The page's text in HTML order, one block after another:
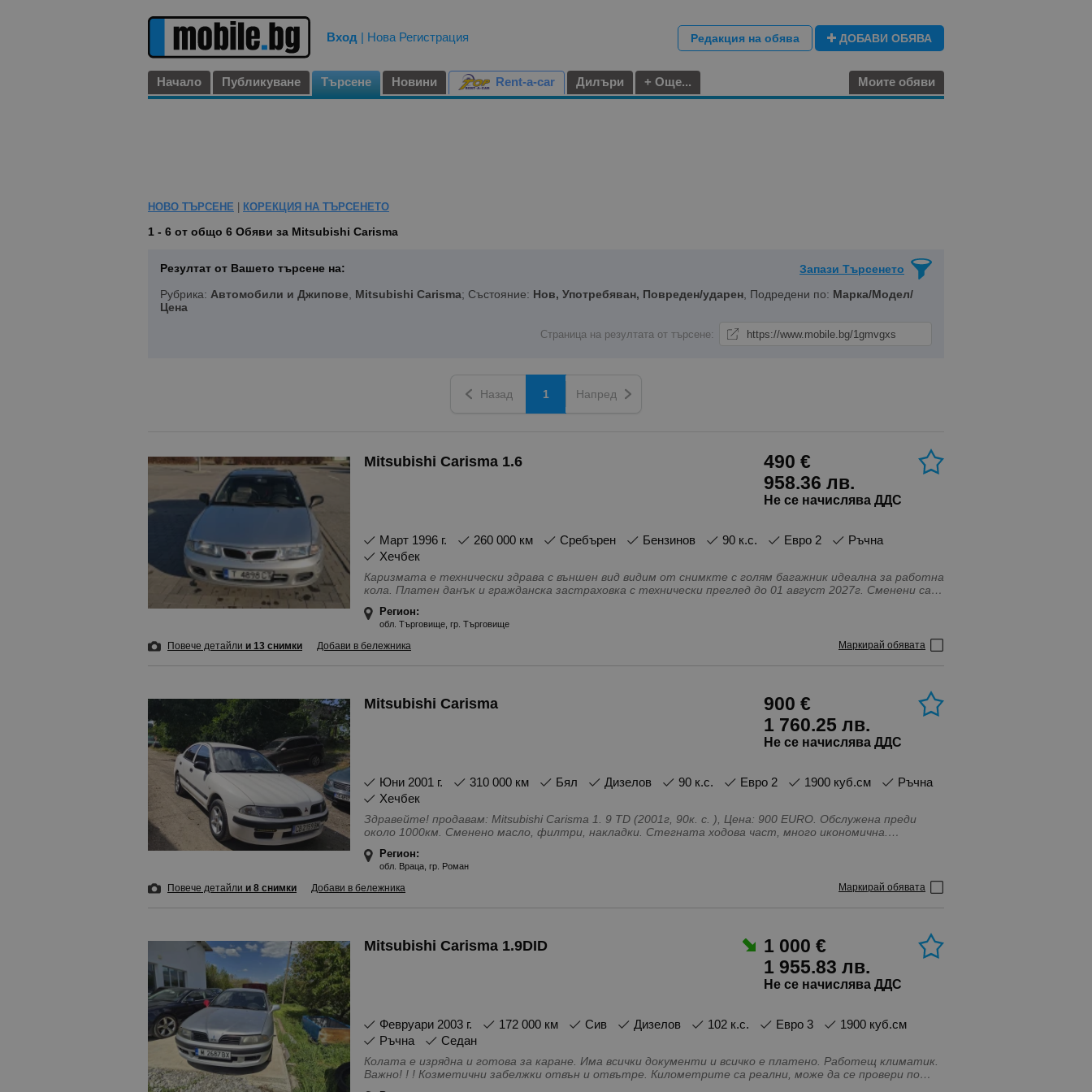
Вход | Нова Регистрация Редакция на обява ДОБАВИ ОБЯВА
Начало Публикуване Търсене Новини Rent-a-car Дилъри + Още... Моите обяви
НОВО ТЪРСЕНЕ КОРЕКЦИЯ НА ТЪРСЕНЕТО
1 - 6 от общо 6 Обяви за Mitsubishi Carisma
Резултат от Вашето търсене на:
Запази Търсенето
Рубрика: Автомобили и Джипове, Mitsubishi Carisma; Състояние: Нов, Употребяван, Повреден/ударен, Подредени по: Марка/Модел/
Цена
Страница на резултата от търсене:
Назад 1 Напред
Mitsubishi Carisma 1.6
490 €
958.36 лв.
Не се начислява ДДС
март 1996 г. 260 000 км Сребърен Бензинов 90 к.с. Евро 2
Ръчна
Хечбек
Каризмата е технически здрава с външен вид видим от снимкте с голям багажник идеална за работна
кола. Платен данък и гражданска застраховка с технически преглед до 01 август 2027г. Сменени са
Особености - 4(5) Врати, Ел. Стъкла, Серво усилвател на волана, Теглич, Централно заключване,
Шибедах
Регион:
обл. Търговище, гр. Търговище
Повече детайли и 13 снимки Добави в бележника Маркирай обявата
Mitsubishi Carisma
900 €
1 760.25 лв.
Не се начислява ДДС
юни 2001 г. 310 000 км Бял Дизелов 90 к.с. Евро 2 1900 куб.см
Ръчна
Хечбек
Здравейте! продавам: Mitsubishi Carisma 1. 9 TD (2001г, 90к. с. ), Цена: 900 EURO. Обслужена преди
около 1000км. Сменено масло, филтри, накладки. Стегната ходова част, много икономична.
Регион:
обл. Враца, гр. Роман
Повече детайли и 8 снимки Добави в бележника Маркирай обявата
Mitsubishi Carisma 1.9DID
1 000 €
1 955.83 лв.
Не се начислява ДДС
февруари 2003 г. 172 000 км Сив Дизелов 102 к.с. Евро 3
1900 куб.см
Ръчна
Седан
Колата е изрядна и готова за каране. Има всички документи и всичко е платено. Работещ климатик.
Важно! ! ! Козметични забелжки отвън и отвътре. Километрите са реални, може да се провери по